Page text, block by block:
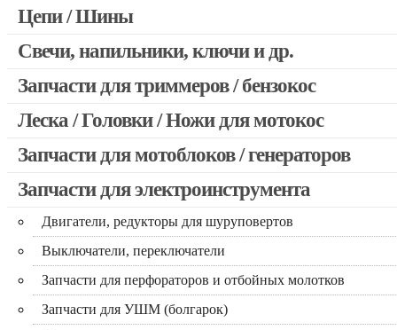
Запчасти для бензопил Husqvarna, Partner
Запчасти для бензопил Oleo-mac, Echo и др.
Цепи / Шины
Свечи, напильники, ключи и др.
Запчасти для триммеров / бензокос
Запчасти для Китайских триммеров
Запчасти для мотокос Stihl / Husqvarna / Oleo-mac / Echo и
Леска / Головки / Ножи для мотокос
Запчасти для мотоблоков / генераторов
Запчасти для электроинструмента
Двигатели, редукторы для шуруповертов
Выключатели, переключатели
Запчасти для перфораторов и отбойных молотков
Запчасти для УШМ (болгарок)